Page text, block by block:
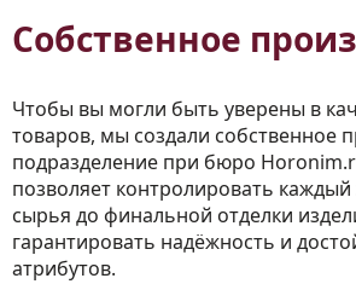
Собственное
Чтобы вы могли быть уверены в
товаров, мы создали собственное
подразделение при бюро
позволяет контролировать
сырья до финальной отделки
гарантировать надёжность и
атрибутов.